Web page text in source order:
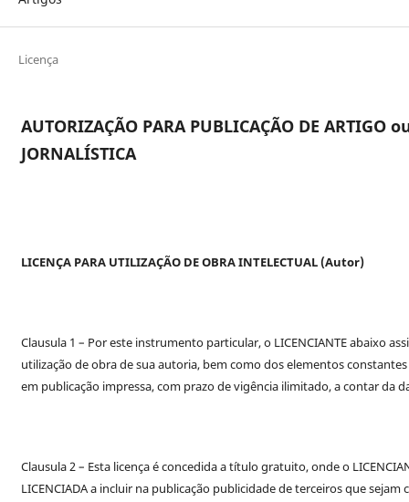
Licença
AUTORIZAÇÃO PARA PUBLICAÇÃO DE ARTIGO
JORNALÍSTICA
LICENÇA PARA UTILIZAÇÃO DE OBRA INTELECTUAL (Autor)
Clausula 1 – Por este instrumento particular, o LICENCIANTE abaixo
utilização de obra de sua autoria, bem como dos elementos
em publicação impressa, com prazo de vigência ilimitado, a contar da
Clausula 2 – Esta licença é concedida a título gratuito, onde o
LICENCIADA a incluir na publicação publicidade de terceiros que